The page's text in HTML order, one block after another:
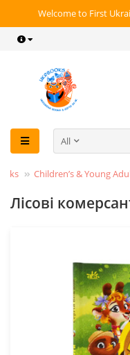
Welcome to First
All
Children’s & Young
Лісові